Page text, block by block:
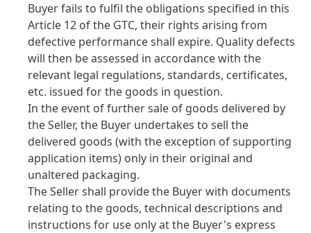
Buyer fails to fulfil the obligations specified in this
Article 12 of the GTC, their rights arising from
defective performance shall expire. Quality defects
will then be assessed in accordance with the
relevant legal regulations, standards, certificates,
etc. issued for the goods in question.
In the event of further sale of goods delivered by
the Seller, the Buyer undertakes to sell the
delivered goods (with the exception of supporting
application items) only in their original and
unaltered packaging.
The Seller shall provide the Buyer with documents
relating to the goods, technical descriptions and
instructions for use only at the Buyer's express